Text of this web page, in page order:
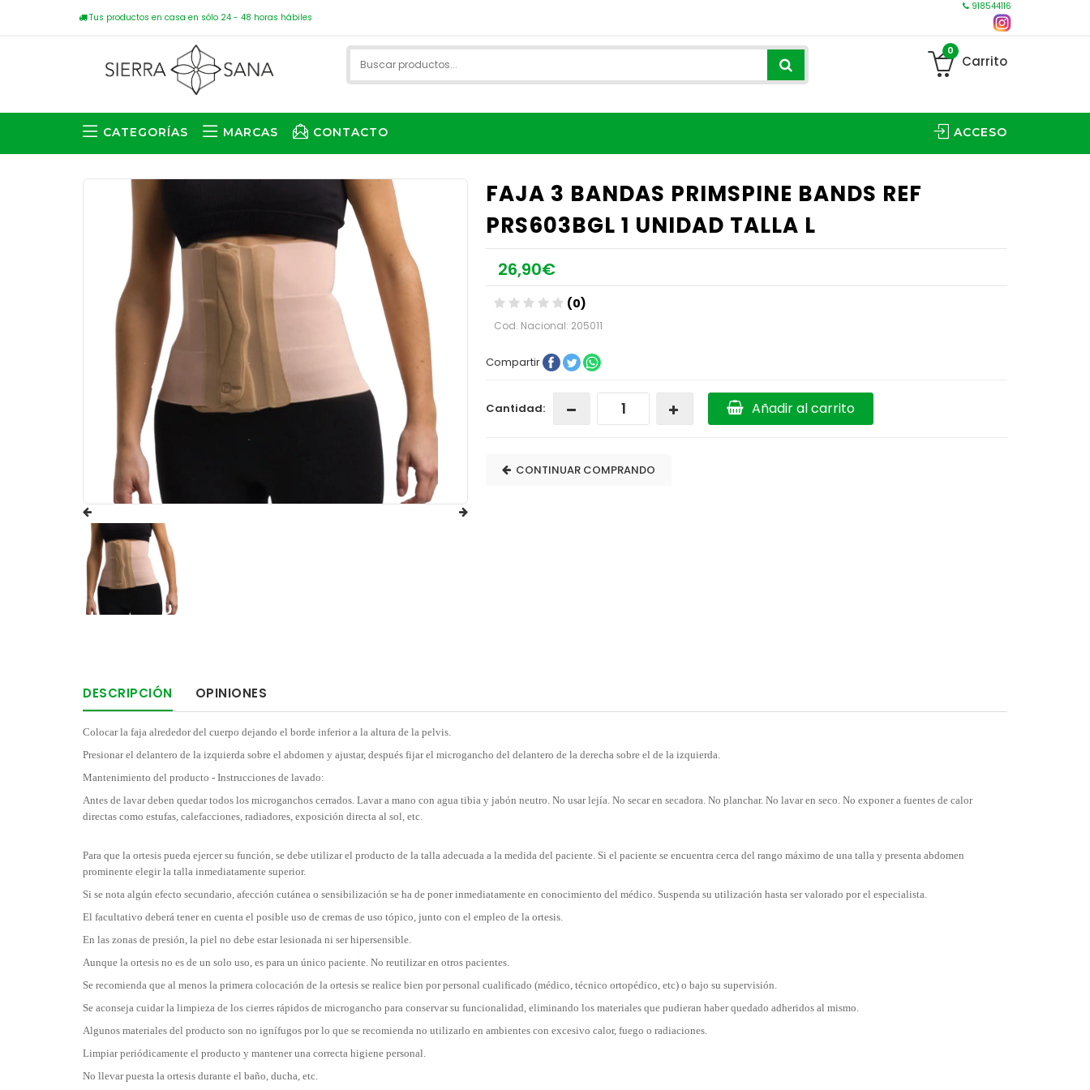
Tus productos en casa en sólo 24 - 48 horas hábiles
918544116
0
Carrito
CATEGORÍAS MARCAS CONTACTO ACCESO
FAJA 3 BANDAS PRIMSPINE BANDS REF
PRS603BGL 1 UNIDAD TALLA L
26,90€
(0)
Cod. Nacional: 205011
Compartir
Cantidad: Añadir al carrito
CONTINUAR COMPRANDO
DESCRIPCIÓN OPINIONES
Colocar la faja alrededor del cuerpo dejando el borde inferior a la altura de la pelvis.
Presionar el delantero de la izquierda sobre el abdomen y ajustar, después fijar el microgancho del delantero de la derecha sobre el de la izquierda.
Mantenimiento del producto - Instrucciones de lavado:
Antes de lavar deben quedar todos los microganchos cerrados. Lavar a mano con agua tibia y jabón neutro. No usar lejía. No secar en secadora. No planchar. No lavar en seco. No exponer a fuentes de calor
directas como estufas, calefacciones, radiadores, exposición directa al sol, etc.
Para que la ortesis pueda ejercer su función, se debe utilizar el producto de la talla adecuada a la medida del paciente. Si el paciente se encuentra cerca del rango máximo de una talla y presenta abdomen
prominente elegir la talla inmediatamente superior.
Si se nota algún efecto secundario, afección cutánea o sensibilización se ha de poner inmediatamente en conocimiento del médico. Suspenda su utilización hasta ser valorado por el especialista.
El facultativo deberá tener en cuenta el posible uso de cremas de uso tópico, junto con el empleo de la ortesis.
En las zonas de presión, la piel no debe estar lesionada ni ser hipersensible.
Aunque la ortesis no es de un solo uso, es para un único paciente. No reutilizar en otros pacientes.
Se recomienda que al menos la primera colocación de la ortesis se realice bien por personal cualificado (médico, técnico ortopédico, etc) o bajo su supervisión.
Se aconseja cuidar la limpieza de los cierres rápidos de microgancho para conservar su funcionalidad, eliminando los materiales que pudieran haber quedado adheridos al mismo.
Algunos materiales del producto son no ignífugos por lo que se recomienda no utilizarlo en ambientes con excesivo calor, fuego o radiaciones.
Limpiar periódicamente el producto y mantener una correcta higiene personal.
No llevar puesta la ortesis durante el baño, ducha, etc.